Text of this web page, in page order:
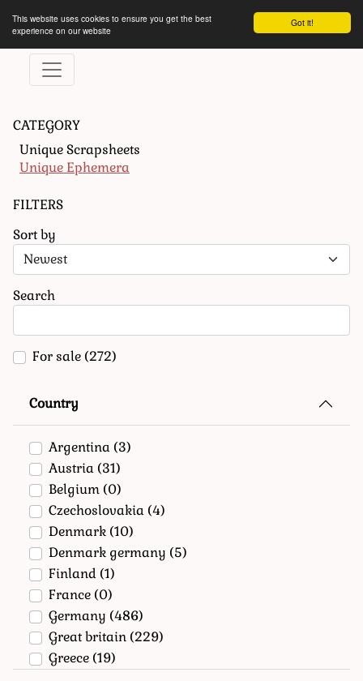
Got it!
This website uses cookies to ensure you get the best
experience on our website
CATEGORY
Unique Scrapsheets
Unique Ephemera
FILTERS
Sort by
Search
For sale (272)
Country
Greece (19)
Great britain (229)
Germany (486)
France (0)
Finland (1)
Denmark germany (5)
Denmark (10)
Czechoslovakia (4)
Belgium (0)
Austria (31)
Argentina (3)